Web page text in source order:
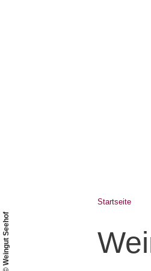
© Weingut Seehof
Startseite